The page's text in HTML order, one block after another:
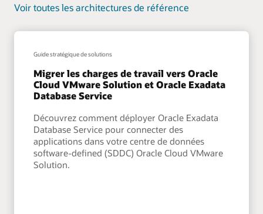
Voir toutes les architectures de référence
Guide stratégique de solutions
Migrer les charges de travail vers Oracle
Cloud VMware Solution et Oracle Exadata
Database Service
Découvrez comment déployer Oracle Exadata
Database Service pour connecter des
applications dans votre centre de données
software-defined (SDDC) Oracle Cloud VMware
Solution.